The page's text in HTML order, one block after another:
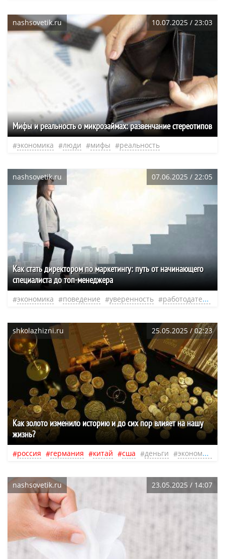
nashsovetik.ru 10.07.2025 / 23:03
Мифы и реальность о микрозаймах: развенчание стереотипов
экономика люди мифы реальность
nashsovetik.ru 07.06.2025 / 22:05
Как стать директором по маркетингу: путь от начинающего
специалиста до топ-менеджера
экономика поведение уверенность работодатель
shkolazhizni.ru 25.05.2025 / 02:23
Как золото изменило историю и до сих пор влияет на нашу
жизнь?
россия германия китай сша деньги экономика
nashsovetik.ru 23.05.2025 / 14:07